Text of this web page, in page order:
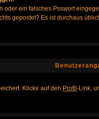
ein falsches Psswort
gepostet? Es ist durchaus
Klicke auf den Profil -Link,